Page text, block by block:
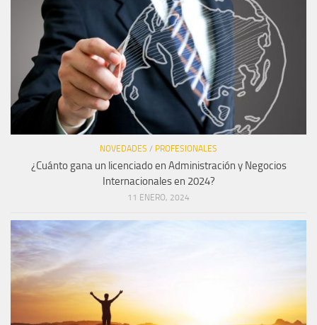
NOVEDADES / PROFESIONALES
¿Cuánto gana un licenciado en Administración y Negocios
Internacionales en 2024?
11 ENERO, 2024